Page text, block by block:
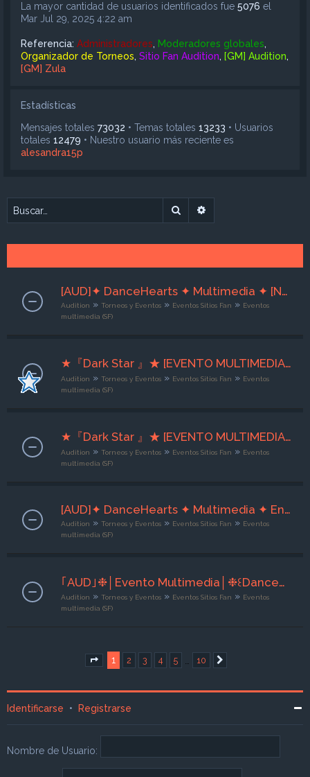
La mayor cantidad de usuarios identificados fue 5076 el
Mar Jul 29, 2025 4:22 am
Referencia: Administradores, Moderadores globales,
Organizador de Torneos, Sitio Fan Audition, [GM] Audition,
[GM] Zula
Estadísticas
Mensajes totales 73032 • Temas totales 13233 • Usuarios
totales 12479 • Nuestro usuario más reciente es
alesandra15p
Buscar
[AUD]✦ DanceHearts ✦ Multimedia ✦ [Noche Gamers] [10 al 12/08/26] ☆ Org-Sra Addàms ☆
Audition » Torneos y Eventos » Eventos Sitios Fan » Eventos
multimedia (SF)
★『Dark Star 』★ [EVENTO MULTIMEDIA] ★ Pétalo ★ [10/08/26 al 12/08/26] [ ORG: × Quinn × ] ★
Audition » Torneos y Eventos » Eventos Sitios Fan » Eventos
multimedia (SF)
★『Dark Star 』★ [EVENTO MULTIMEDIA] ★ Adorno ★ [10/08/26 al 12/08/26] [ ORG: × Quinn × ] ★
Audition » Torneos y Eventos » Eventos Sitios Fan » Eventos
multimedia (SF)
[AUD]✦ DanceHearts ✦ Multimedia ✦ Entre Copas✦ [08 al 10/08/26] ☆ Org. Sra Addàms ☆
Audition » Torneos y Eventos » Eventos Sitios Fan » Eventos
multimedia (SF)
｢AUD｣❉│Evento Multimedia│❉꒰DanceHearts꒱❉ Florales ❉┊ 10 a 12 /08 /26 ◆ | Org x Rintaro ‹3┊◆
Audition » Torneos y Eventos » Eventos Sitios Fan » Eventos
multimedia (SF)
Página1 de 10
1 2 3 4 5 10
Identificarse • Registrarse
Nombre de Usuario: